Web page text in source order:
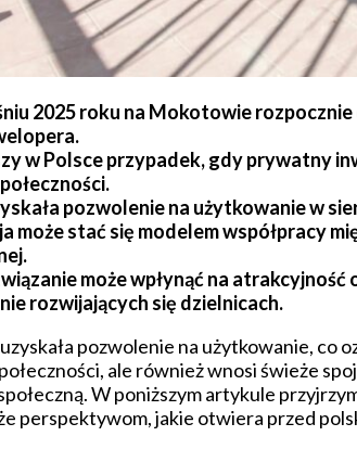
2025 roku na Mokotowie
w Polsce przypadek, gdy prywatny
pozwolenie na użytkowanie w
może stać się modelem współpracy
może wpłynąć na
rozwijających się dzielnicach.
uzyskała pozwolenie na użytkowanie,
ale również wnosi świeże
W poniższym artykule
perspektywom, jakie otwiera przed